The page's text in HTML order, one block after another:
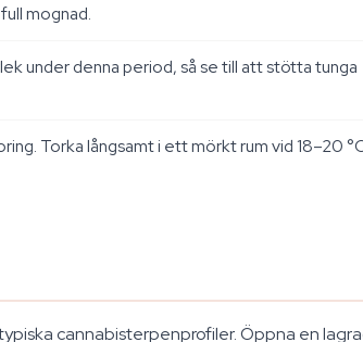
mognad.
under denna period, så se till att stötta tunga
Torka långsamt i ett mörkt rum vid 18–20
cannabisterpenprofiler. Öppna en